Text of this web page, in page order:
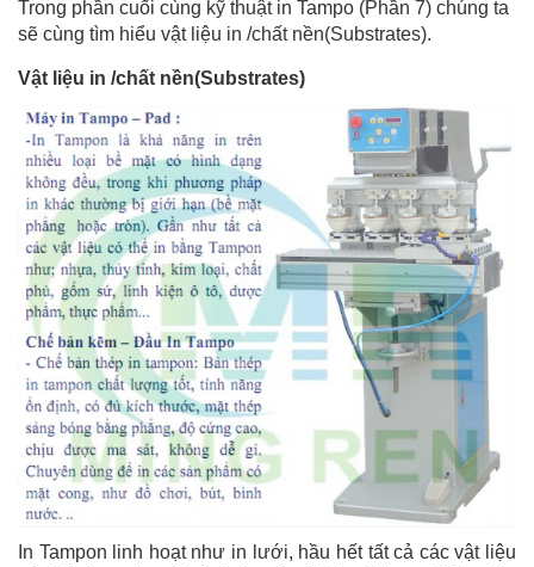
Trong phần cuối cùng kỹ thuật in Tampo (Phần 7) chúng ta
sẽ cùng tìm hiểu vật liệu in /chất nền(Substrates).
Vật liệu in /chất nền(Substrates)
In Tampon linh hoạt như in lưới, hầu hết tất cả các vật liệu